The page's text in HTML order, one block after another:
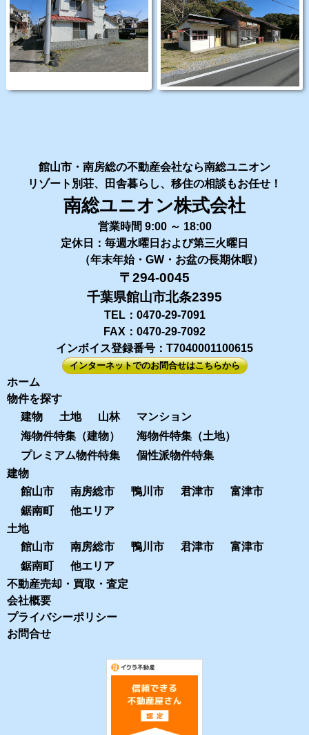
館山市・南房総の不動産会社なら南総ユニオン
リゾート別荘、田舎暮らし、移住の相談もお任せ！
南総ユニオン株式会社
営業時間 9:00 ～ 18:00
定休日：毎週水曜日および第三火曜日
（年末年始・GW・お盆の長期休暇）
〒294-0045
千葉県館山市北条2395
TEL：0470-29-7091
FAX：0470-29-7092
インボイス登録番号：T7040001100615
インターネットでのお問合せはこちらから
ホーム
物件を探す
建物
土地 山林
マンション
海物件特集（建物）
海物件特集（土地）
プレミアム物件特集
個性派物件特集
建物
館山市
南房総市 鴨川市 君津市
富津市
鋸南町
他エリア
土地
館山市
南房総市 鴨川市 君津市
富津市
鋸南町
他エリア
不動産売却・買取・査定
会社概要
プライバシーポリシー
お問合せ